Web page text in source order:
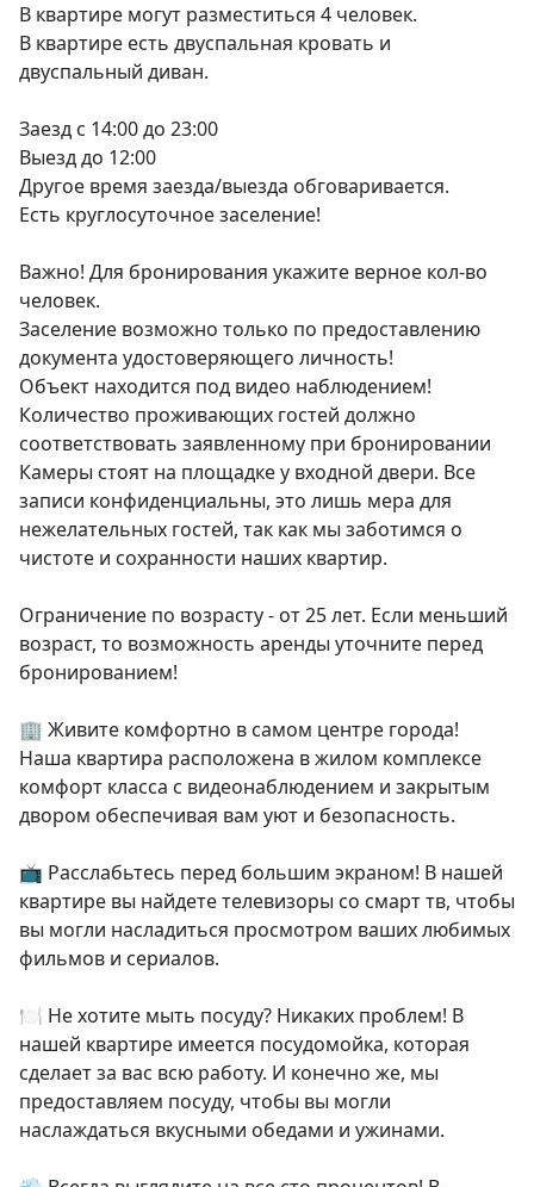
В квартире могут разместиться 4 человек.
В квартире есть двуспальная кровать и
двуспальный диван.
Заезд с 14:00 до 23:00
Выезд до 12:00
Другое время заезда/выезда обговаривается.
Есть круглосуточное заселение!
Важно! Для бронирования укажите верное кол-во
человек.
Заселение возможно только по предоставлению
документа удостоверяющего личность!
Объект находится под видео наблюдением!
Количество проживающих гостей должно
соответствовать заявленному при бронировании
Камеры стоят на площадке у входной двери. Все
записи конфиденциальны, это лишь мера для
нежелательных гостей, так как мы заботимся о
чистоте и сохранности наших квартир.
Ограничение по возрасту - от 25 лет. Если меньший
возраст, то возможность аренды уточните перед
бронированием!
🏢 Живите комфортно в самом центре города!
Наша квартира расположена в жилом комплексе
комфорт класса с видеонаблюдением и закрытым
двором обеспечивая вам уют и безопасность.
📺 Расслабьтесь перед большим экраном! В нашей
квартире вы найдете телевизоры со смарт тв, чтобы
вы могли насладиться просмотром ваших любимых
фильмов и сериалов.
🍽️ Не хотите мыть посуду? Никаких проблем! В
нашей квартире имеется посудомойка, которая
сделает за вас всю работу. И конечно же, мы
предоставляем посуду, чтобы вы могли
наслаждаться вкусными обедами и ужинами.